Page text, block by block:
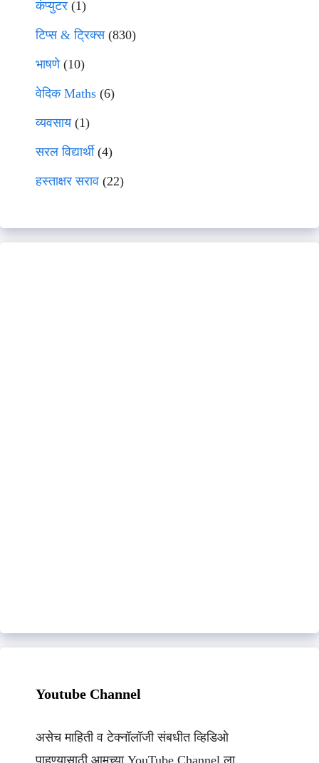
कंप्युटर (1)
टिप्स & ट्रिक्स(830)
भाषणे(10)
वेदिक Maths (6)
व्यवसाय(1)
सरल विद्यार्थी(4)
हस्ताक्षर सराव (22)
Youtube Channel
असेच माहिती व टेक्नॉलॉजी संबधीत व्हिडिओ
पाहण्यासाठी आमच्या YouTube Channel ला